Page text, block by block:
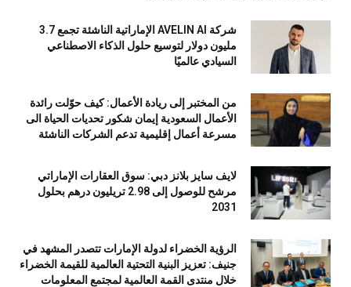
شركة AVELIN AI الإماراتية الناشئة تجمع 3.7
مليون دولار لتوسيع حلول الذكاء الاصطناعي
السيادي عالميًا
من المختبر إلى ريادة الأعمال: كيف حوّلت رائدة
الأعمال السعودية إيمان شكور تحديات الحياة الى
مسرعة أعمال إقليمية تدعم الشركات الناشئة
لايف سايز بلانز دبي: سوق العقارات الإماراتي
مرشح للوصول إلى 2.98 تريليون درهم بحلول
2031
الرؤية الخضراء لدولة الإمارات تتصدر المشهد في
جنيف: تعزيز البنية التحتية العالمية للقيمة الخضراء
خلال منتدى القمة العالمية لمجتمع المعلومات